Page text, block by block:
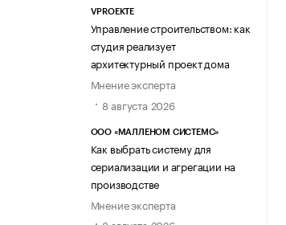
VPROEKTE
Управление строительством: как
студия реализует
архитектурный проект дома
Мнение эксперта
8 августа 2026
ООО «МАЛЛЕНОМ СИСТЕМС»
Как выбрать систему для
сериализации и агрегации на
производстве
Мнение эксперта